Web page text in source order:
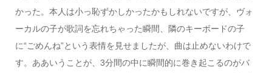
かった。本人は小っ恥ずかしかったかもしれないですが、ヴォ
ーカルの子が歌詞を忘れちゃった瞬間、隣のキーボードの子
に“ごめんね”という表情を見せましたが、曲は止めないわけで
す。ああいうことが、3分間の中に瞬間的に巻き起こるのがバ